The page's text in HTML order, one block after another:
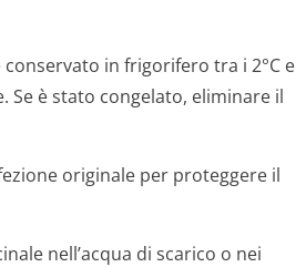
conservato in frigorifero tra i 2°C e
Se è stato congelato, eliminare il
originale per proteggere il
nell’acqua di scarico o nei